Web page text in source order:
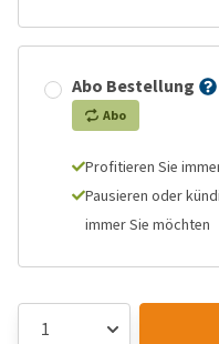
Abo Bestellung
Abo
Profitieren Sie
Pausieren oder
immer Sie möchten